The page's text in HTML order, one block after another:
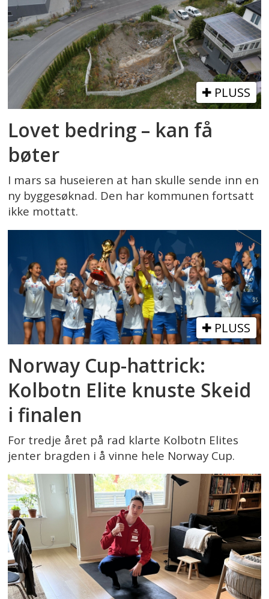
PLUSS
Lovet bedring – kan få
bøter
I mars sa huseieren at han skulle sende inn en
ny byggesøknad. Den har kommunen fortsatt
ikke mottatt.
PLUSS
Norway Cup-hattrick:
Kolbotn Elite knuste Skeid
i finalen
For tredje året på rad klarte Kolbotn Elites
jenter bragden i å vinne hele Norway Cup.